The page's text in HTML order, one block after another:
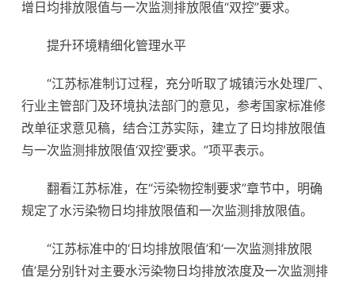
增日均排放限值与一次监测排放限值“双控”要求。
提升环境精细化管理水平
“江苏标准制订过程，充分听取了城镇污水处理厂、
行业主管部门及环境执法部门的意见，参考国家标准修
改单征求意见稿，结合江苏实际，建立了日均排放限值
与一次监测排放限值‘双控’要求。”项平表示。
翻看江苏标准，在“污染物控制要求”章节中，明确
规定了水污染物日均排放限值和一次监测排放限值。
“江苏标准中的‘日均排放限值’和‘一次监测排放限
值’是分别针对主要水污染物日均排放浓度及一次监测排